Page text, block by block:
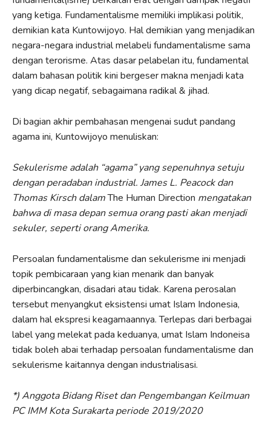
yang ketiga. Fundamentalisme memiliki implikasi politik,
demikian kata Kuntowijoyo. Hal demikian yang menjadikan
negara-negara industrial melabeli fundamentalisme sama
dengan terorisme. Atas dasar pelabelan itu, fundamental
dalam bahasan politik kini bergeser makna menjadi kata
yang dicap negatif, sebagaimana radikal & jihad.
Di bagian akhir pembahasan mengenai sudut pandang
agama ini, Kuntowijoyo menuliskan:
Sekulerisme adalah “agama” yang sepenuhnya setuju
dengan peradaban industrial. James L. Peacock dan
Thomas Kirsch dalamThe Human Direction mengatakan
bahwa di masa depan semua orang pasti akan menjadi
sekuler, seperti orang Amerika.
Persoalan fundamentalisme dan sekulerisme ini menjadi
topik pembicaraan yang kian menarik dan banyak
diperbincangkan, disadari atau tidak. Karena perosalan
tersebut menyangkut eksistensi umat Islam Indonesia,
dalam hal ekspresi keagamaannya. Terlepas dari berbagai
label yang melekat pada keduanya, umat Islam Indoneisa
tidak boleh abai terhadap persoalan fundamentalisme dan
sekulerisme kaitannya dengan industrialisasi.
*) Anggota Bidang Riset dan Pengembangan Keilmuan
PC IMM Kota Surakarta periode 2019/2020